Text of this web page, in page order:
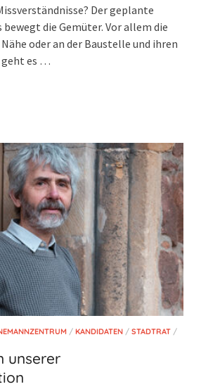
Der geplante
bewegt die Gemüter. Vor allem die
oder an der Baustelle und ihren
geht es …
/ KANDIDATEN / STADTRAT /
unserer